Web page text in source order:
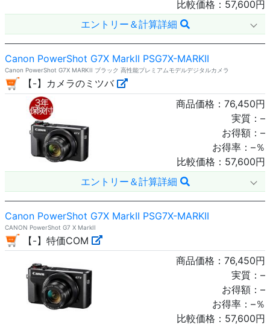
比較価格： 57,600円
エントリー＆計算詳細
Canon PowerShot G7X MarkII PSG7X-MARKII
Canon PowerShot G7X MARKII ブラック 高性能プレミアムモデルデジタルカメラ
【-】カメラのミツバ
商品価格： 76,450円
実質： –
お得額： –
お得率： –％
比較価格： 57,600円
エントリー＆計算詳細
Canon PowerShot G7X MarkII PSG7X-MARKII
CANON PowerShot G7 X MarkII
【-】特価COM
商品価格： 76,450円
実質： –
お得額： –
お得率： –％
比較価格： 57,600円